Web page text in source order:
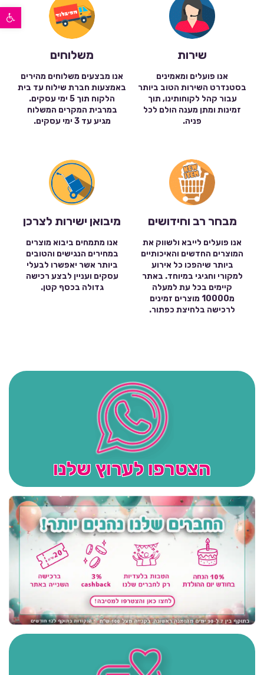
פתח סרגל נגישות
שירות
אנו פועלים ומאמינים
בסטנדרט השירות הטוב ביותר
עבור קהל לקוחותינו, תוך
זמינות ומתן מענה הולם לכל
פניה.
משלוחים
אנו מבצעים משלוחים מהירים
באמצעות חברת שילוח עד בית
הלקוח תוך 5 ימי עסקים.
במרבית המקרים המשלוח
מגיע עד 3 ימי עסקים.
מבחר רב וחידושים
אנו פועלים לייבא ולשווק את
המוצרים החדשים והאיכותיים
ביותר שיהפכו כל אירוע
למקורי וחגיגי במיוחד. באתר
קיימים בכל עת למעלה
מ10000 מוצרים זמינים
לרכישה בלחיצת כפתור.
מיבואן ישירות לצרכן
אנו מתמחים ביבוא מוצרים
במחירים הנגישים והטובים
ביותר אשר יאפשרו לבעלי
עסקים ועניין לבצע רכישה
גדולה בכסף קטן.
הצטרפו לערוץ שלנו